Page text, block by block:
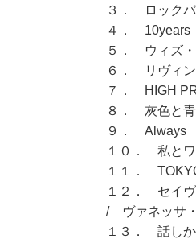
３． ロック
４．
５． ウィズ
６． リヴィ
７． HIGH
８． 灰色と
９． Always
１０． 私と
１１．
１２． セイヴ
/ ヴァネッサ
１３． 話し